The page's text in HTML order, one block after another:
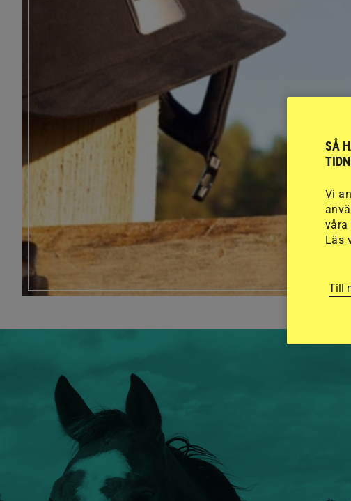
SÅ
Vi
våra
Läs
Till